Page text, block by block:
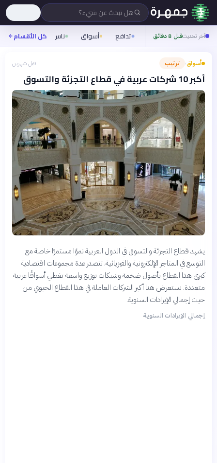
هل تبحث عن شيء؟
آخر تحديثقبل 8 دقائق تدافع أسواق ناس روح
كل الأقسام
أسواق› ترتيب قبل شهرين
أكبر 10 شركات عربية في قطاع التجزئة والتسوق
يشهد قطاع التجزئة والتسوق في الدول العربية نموًا مستمرًا خاصة مع
التوسع في المتاجر الإلكترونية والفيزيائية. تتصدر عدة مجموعات اقتصادية
كبرى هذا القطاع بأصول ضخمة وشبكات توزيع واسعة تغطي أسواقًا عربية
متعددة. نستعرض هنا أكبر الشركات العاملة في هذا القطاع الحيوي من
حيث إجمالي الإيرادات السنوية.
إجمالي الإيرادات السنوية